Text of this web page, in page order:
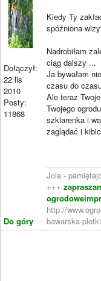
Dołączył:
22 lis
2010
Posty:
11868
Do góry
Kiedy Ty
spóźniona
Nadrobiłam
ciąg dalszy ...
Ja bywałam
czasu do
Ale teraz
Twojego
szklarenka i
zaglądać i
Jola -
+++
http://
bawarska-